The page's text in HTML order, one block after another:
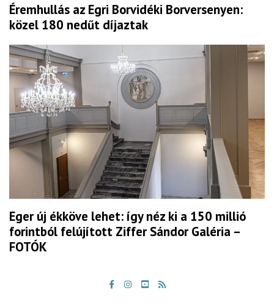
Éremhullás az Egri Borvidéki Borversenyen:
közel 180 nedűt díjaztak
Eger új ékköve lehet: így néz ki a 150 millió
forintból felújított Ziffer Sándor Galéria –
FOTÓK